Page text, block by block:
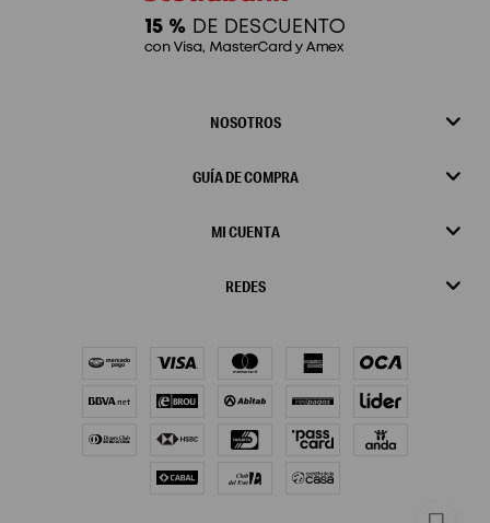
NOSOTROS
GUÍA DE COMPRA
MI CUENTA
REDES